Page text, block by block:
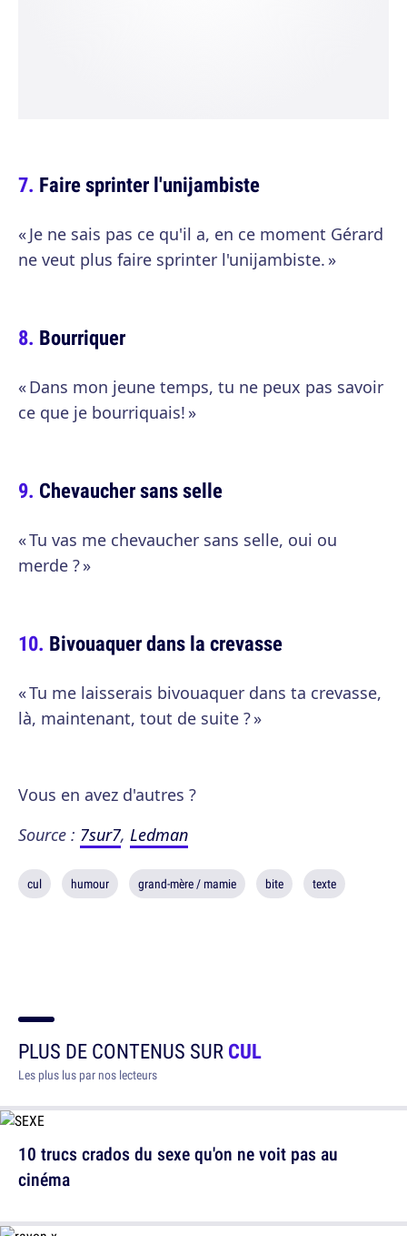
Faire sprinter l'unijambiste
« Je ne sais pas ce qu'il a, en ce moment Gérard
ne veut plus faire sprinter l'unijambiste. »
Bourriquer
« Dans mon jeune temps, tu ne peux pas savoir
ce que je bourriquais! »
Chevaucher sans selle
« Tu vas me chevaucher sans selle, oui ou
merde ? »
Bivouaquer dans la crevasse
« Tu me laisserais bivouaquer dans ta crevasse,
là, maintenant, tout de suite ? »
Vous en avez d'autres ?
Source : 7sur7, Ledman
cul humour grand-mère / mamie bite texte
PLUS DE CONTENUS SURCUL
Les plus lus par nos lecteurs
10 trucs crados du sexe qu'on ne voit pas au
cinéma